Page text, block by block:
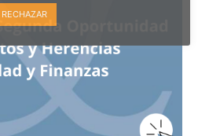
RECHAZAR